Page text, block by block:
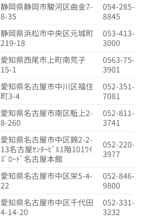
静岡県静岡市駿河区曲金7-
8-35
054-285-
8845
静岡県浜松市中央区元城町
219-18
053-413-
3000
愛知県西尾市上町南荒子
15-1
0563-75-
3901
愛知県名古屋市中川区福住
町3-4
052-351-
7081
愛知県名古屋市南区駈上2-
8-260
052-811-
3741
愛知県名古屋市中区錦2-2-
13名古屋ｾﾝﾀｰﾋﾞﾙ1階101ﾜｲ
ｽﾞﾛｰﾄﾞ名古屋本館
052-220-
3977
愛知県名古屋市中区栄5-4-
22
052-846-
9800
愛知県名古屋市中区千代田
4-14-20
052-331-
3232